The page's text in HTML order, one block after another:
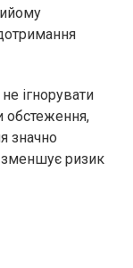
ігнорувати
обстеження,
значно
зменшує ризик